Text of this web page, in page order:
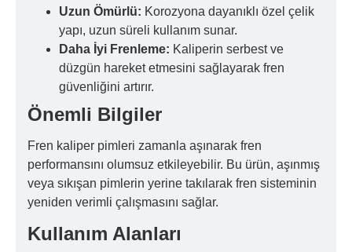
Uzun Ömürlü: Korozyona dayanıklı özel çelik
yapı, uzun süreli kullanım sunar.
Daha İyi Frenleme: Kaliperin serbest ve
düzgün hareket etmesini sağlayarak fren
güvenliğini artırır.
Önemli Bilgiler
Fren kaliper pimleri zamanla aşınarak fren
performansını olumsuz etkileyebilir. Bu ürün, aşınmış
veya sıkışan pimlerin yerine takılarak fren sisteminin
yeniden verimli çalışmasını sağlar.
Kullanım Alanları